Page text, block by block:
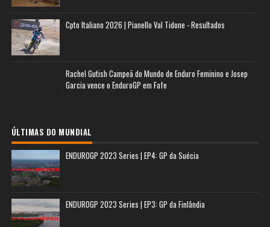
Cpto Italiano 2026 | Pianello Val Tidone - Resultados
Rachel Gutish Campeã do Mundo de Enduro Feminino e Josep
Garcia vence o EnduroGP em Fafe
ÚLTIMAS DO MUNDIAL
ENDUROGP 2023 Series | EP4: GP da Suécia
ENDUROGP 2023 Series | EP3: GP da Finlândia